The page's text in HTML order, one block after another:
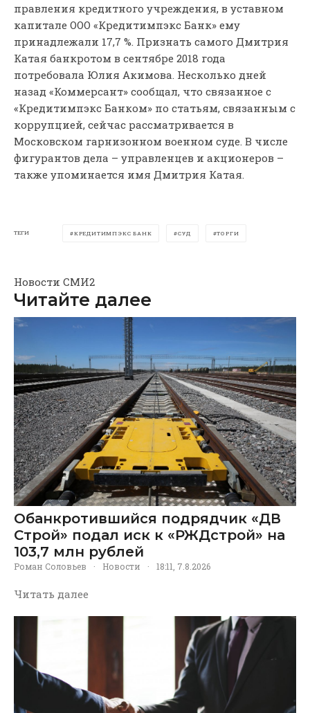
правления кредитного учреждения, в уставном
капитале ООО «Кредитимпэкс Банк» ему
принадлежали 17,7 %. Признать самого Дмитрия
Катая банкротом в сентябре 2018 года
потребовала Юлия Акимова. Несколько дней
назад «Коммерсант» сообщал, что связанное с
«Кредитимпэкс Банком» по статьям, связанным с
коррупцией, сейчас рассматривается в
Московском гарнизонном военном суде. В числе
фигурантов дела – управленцев и акционеров –
также упоминается имя Дмитрия Катая.
ТЕГИ КРЕДИТИМПЭКС БАНК СУД ТОРГИ
Новости СМИ2
Читайте далее
Обанкротившийся подрядчик «ДВ
Строй» подал иск к «РЖДстрой» на
103,7 млн рублей
Роман Соловьев · Новости · 18:11, 7.8.2026
Читать далее